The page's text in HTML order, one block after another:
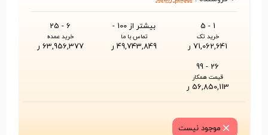
1 - 5
خرید تک
71,062,641 ر
بیشتر از 100 -
تماس با ما
49,743,849 ر
6 - 25
خرید عمده
63,956,377 ر
26 - 99
قیمت همکار
56,850,113 ر
موجود نیست